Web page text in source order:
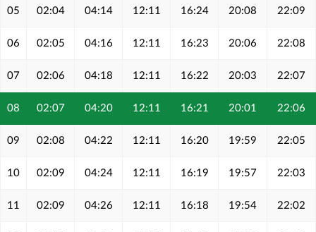
05 02:04 04:14 12:11 16:24 20:08 22:09
06 02:05 04:16 12:11 16:23 20:06 22:08
07 02:06 04:18 12:11 16:22 20:03 22:07
08 02:07 04:20 12:11 16:21 20:01 22:06
09 02:08 04:22 12:11 16:20 19:59 22:05
10 02:09 04:24 12:11 16:19 19:57 22:03
11 02:09 04:26 12:11 16:18 19:54 22:02